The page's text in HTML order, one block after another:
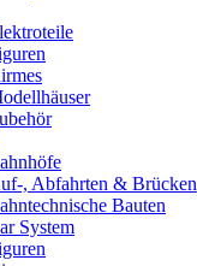
, Abfahrten & Brücken
Bauten
System